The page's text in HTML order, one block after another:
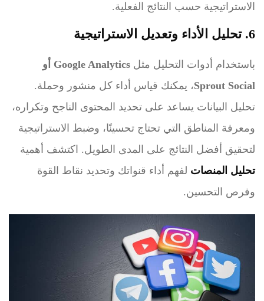
الاستراتيجية حسب النتائج الفعلية.
6. تحليل الأداء وتعديل الاستراتيجية
باستخدام أدوات التحليل مثل
Google Analytics أو
Sprout Social، يمكنك قياس أداء كل منشور وحملة.
تحليل البيانات يساعد على تحديد المحتوى الناجح وتكراره،
ومعرفة المناطق التي تحتاج تحسينًا، وضبط الاستراتيجية
لتحقيق أفضل النتائج على المدى الطويل. اكتشف أهمية
تحليل المنصات لفهم أداء قنواتك وتحديد نقاط القوة
وفرص التحسين.